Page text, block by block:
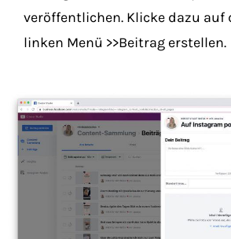
veröffentlichen. Klicke dazu auf
linken Menü >>Beitrag erstellen.